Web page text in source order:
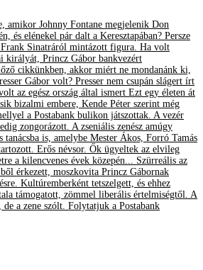
amikor Johnny Fontane megjelenik Don
és elénekel pár dalt a Keresztapában? Persze
Frank Sinatráról mintázott figura. Ha volt
királyát, Princz Gábor bankvezért
cikkünkben, akkor miért ne mondanánk ki,
Gábor volt? Presser nem csupán slágert írt
az egész ország által ismert Ezt egy életen át
bizalmi embere, Kende Péter szerint még
a Postabank bulikon játszottak. A vezér
zongorázott. A zseniális zenész amúgy
tanácsba is, amelybe Mester Ákos, Forró Tamás
Erős névsor. Ők ügyeltek az elvileg
a kilencvenes évek közepén... Szürreális az
érkezett, moszkovita Princz Gábornak
Kultúremberként tetszelgett, és ehhez
támogatott, zömmel liberális értelmiségtől. A
a zene szólt. Folytatjuk a Postabank